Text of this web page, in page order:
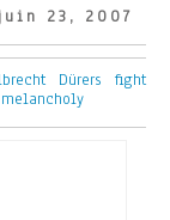
23, 2007
Dürers fight